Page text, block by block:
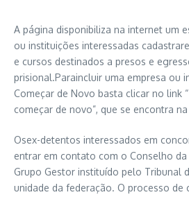
A página disponibiliza na internet um
ou instituições interessadas
e cursos destinados a presos e
prisional.Paraincluir uma empresa ou
Começar de Novo basta clicar no link
começar de novo”, que se encontra
Osex-detentos interessados em
entrar em contato com o Conselho
Grupo Gestor instituído pelo Tribunal
unidade da federação. O processo de